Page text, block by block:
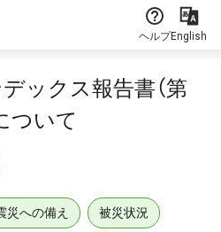
ヘルプEnglish
ックス報告書（第
ついて
災への備え 被災状況